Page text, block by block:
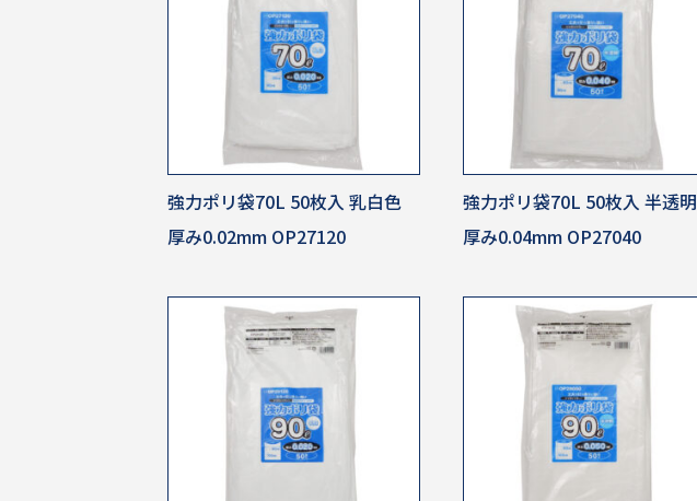
強力ポリ袋70L 50枚入 乳白色
厚み0.02mm OP27120
強力ポリ袋70L 50枚入 半透明
厚み0.04mm OP27040